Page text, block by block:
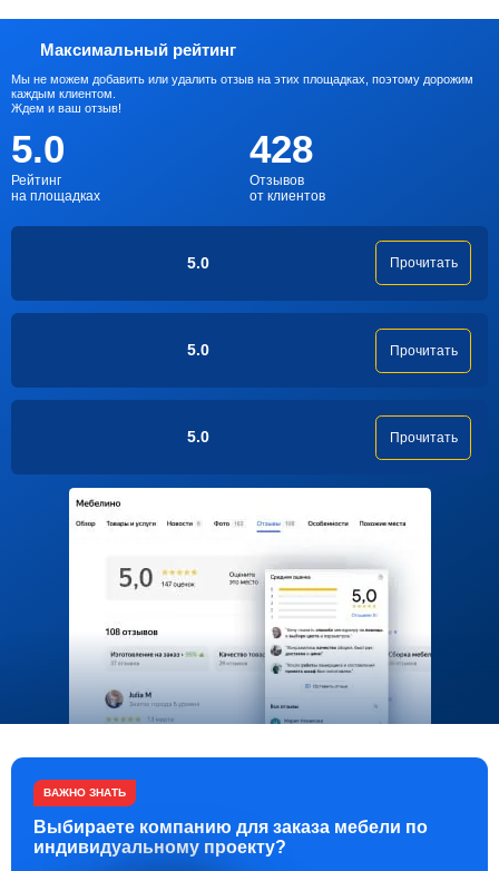
Максимальный рейтинг
Мы не можем добавить или удалить отзыв на этих площадках, поэтому дорожим
каждым клиентом.
Ждем и ваш отзыв!
5.0
Рейтинг
на площадках
428
Отзывов
от клиентов
5.0 Прочитать
5.0 Прочитать
5.0 Прочитать
ВАЖНО ЗНАТЬ
Выбираете компанию для заказа мебели по
индивидуальному проекту?